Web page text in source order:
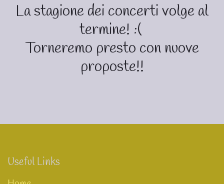
La stagione dei concerti volge al
termine! :(
Torneremo presto con nuove
proposte!!
Useful Links